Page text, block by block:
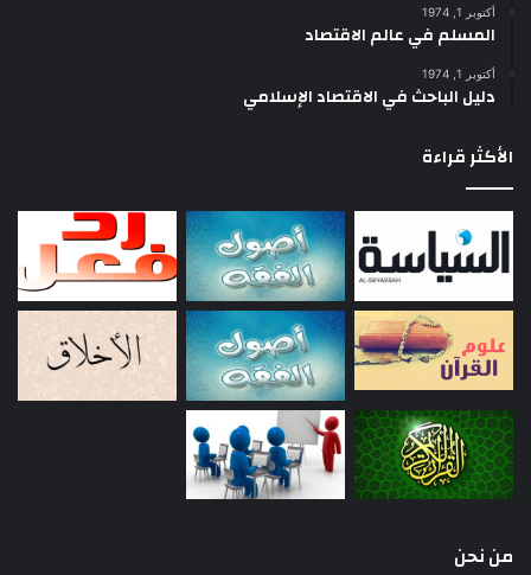
أكتوبر 1, 1974
المسلم في عالم الاقتصاد
أكتوبر 1, 1974
دليل الباحث في الاقتصاد الإسلامي
الأكثر قراءة
من نحن